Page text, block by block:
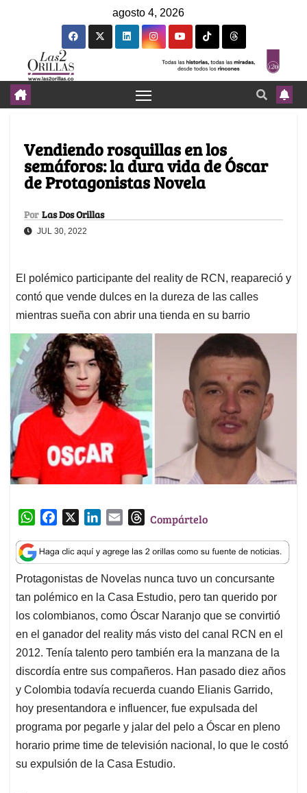
agosto 4, 2026
Vendiendo rosquillas en los
semáforos: la dura vida de Óscar
de Protagonistas Novela
Por Las Dos Orillas
JUL 30, 2022
El polémico participante del reality de RCN, reapareció y
contó que vende dulces en la dureza de las calles
mientras sueña con abrir una tienda en su barrio
W
a
t
s
A
p
p
c
e
b
o
o
k
n
k
e
d
I
n
a
i
l
T
r
e
a
d
s
Compártelo
Protagonistas de Novelas nunca tuvo un concursante
tan polémico en la Casa Estudio, pero tan querido por
los colombianos, como Óscar Naranjo que se convirtió
en el ganador del reality más visto del canal RCN en el
2012. Tenía talento pero también era la manzana de la
discordía entre sus compañeros. Han pasado diez años
y Colombia todavía recuerda cuando Elianis Garrido,
hoy presentandora e influencer, fue expulsada del
programa por pegarle y jalar del pelo a Óscar en pleno
horario prime time de televisión nacional, lo que le costó
su expulsión de la Casa Estudio.